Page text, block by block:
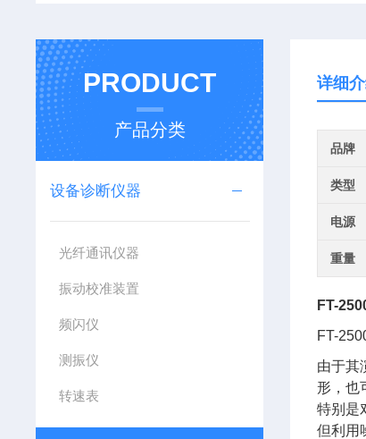
PRODUCT
产品分类
设备诊断仪器
光纤通讯仪器
振动校准装置
频闪仪
测振仪
转速表
详细
品牌
类型
电源
重量
FT-
FT-
由于其
形，也
特别是
但利用